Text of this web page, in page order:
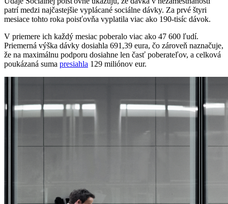
patrí medzi najčastejšie vyplácané sociálne dávky. Za prvé štyri
mesiace tohto roka poisťovňa vyplatila viac ako 190-tisíc dávok.
V priemere ich každý mesiac poberalo viac ako 47 600 ľudí.
Priemerná výška dávky dosiahla 691,39 eura, čo zároveň naznačuje,
že na maximálnu podporu dosiahne len časť poberateľov, a celková
poukázaná suma presiahla 129 miliónov eur.